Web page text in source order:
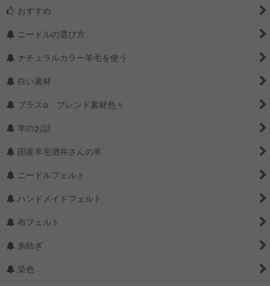
おすすめ
ニードルの選び方
ナチュラルカラー羊毛を使う
白い素材
プラスα ブレンド素材色々
羊のお話
国産羊毛酒井さんの羊
ニードルフェルト
ハンドメイドフェルト
布フェルト
糸紡ぎ
染色